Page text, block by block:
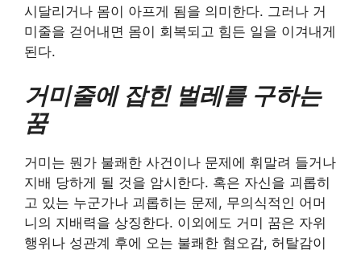
시달리거나 몸이 아프게 됨을 의미한다. 그러나 거
미줄을 걷어내면 몸이 회복되고 힘든 일을 이겨내게
된다.
거미줄에 잡힌 벌레를 구하는
꿈
거미는 뭔가 불쾌한 사건이나 문제에 휘말려 들거나
지배 당하게 될 것을 암시한다. 혹은 자신을 괴롭히
고 있는 누군가나 괴롭히는 문제, 무의식적인 어머
니의 지배력을 상징한다. 이외에도 거미 꿈은 자위
행위나 성관계 후에 오는 불쾌한 혐오감, 허탈감이